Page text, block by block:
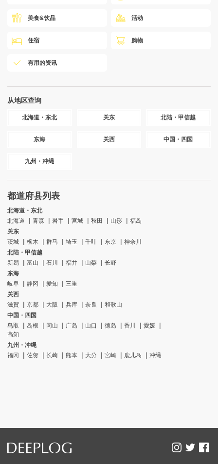
美食&饮品 活动
住宿 购物
有用的资讯
从地区查询
北海道・东北 关东 北陆・甲信越
东海 关西 中国・四国
九州・冲绳
都道府县列表
北海道・东北
北海道
青森 岩手 宮城 秋田 山形
福岛
关东
茨城
栃木 群马 埼玉 千叶 东京
神奈川
北陆・甲信越
新舄
富山 石川 福井 山梨
长野
东海
岐阜
静冈 爱知
三重
关西
滋賀
京都 大阪 兵库 奈良
和歌山
中国・四国
鸟取
岛根 冈山 广岛 山口 德岛 香川
愛媛
高知
九州・冲绳
福冈
佐贺 长崎 熊本 大分 宮崎 鹿儿岛 冲绳